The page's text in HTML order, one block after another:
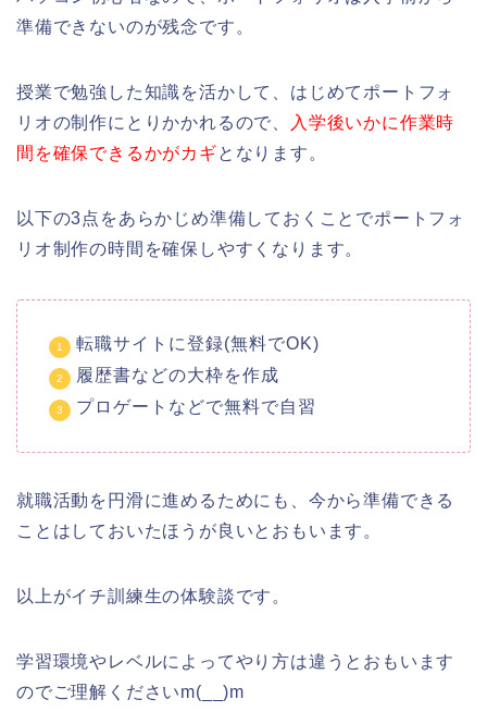
準備できないのが残念です。
授業で勉強した知識を活かして、はじめてポートフォ
リオの制作にとりかかれるので、
入学後いかに作業時
間を確保できるかがカギとなります。
以下の3点をあらかじめ準備しておくことでポートフォ
リオ制作の時間を確保しやすくなります。
転職サイトに登録(無料でOK)
履歴書などの大枠を作成
プロゲートなどで無料で自習
就職活動を円滑に進めるためにも、今から準備できる
ことはしておいたほうが良いとおもいます。
以上がイチ訓練生の体験談です。
学習環境やレベルによってやり方は違うとおもいます
のでご理解くださいm(__)m